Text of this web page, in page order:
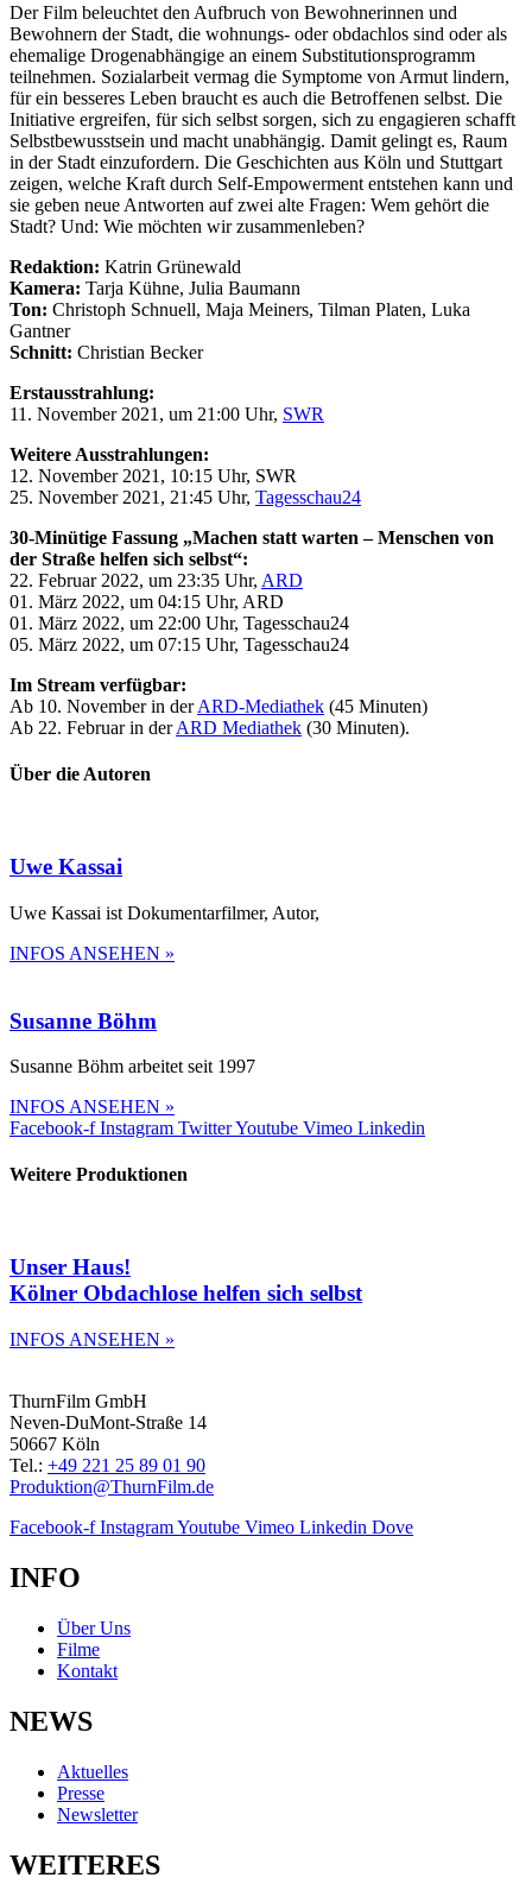
Der Film beleuchtet den Aufbruch von Bewohnerinnen und
Bewohnern der Stadt, die wohnungs- oder obdachlos sind oder als
ehemalige Drogenabhängige an einem Substitutionsprogramm
teilnehmen. Sozialarbeit vermag die Symptome von Armut lindern,
für ein besseres Leben braucht es auch die Betroffenen selbst. Die
Initiative ergreifen, für sich selbst sorgen, sich zu engagieren schafft
Selbstbewusstsein und macht unabhängig. Damit gelingt es, Raum
in der Stadt einzufordern. Die Geschichten aus Köln und Stuttgart
zeigen, welche Kraft durch Self-Empowerment entstehen kann und
sie geben neue Antworten auf zwei alte Fragen: Wem gehört die
Stadt? Und: Wie möchten wir zusammenleben?
Redaktion: Katrin Grünewald
Kamera: Tarja Kühne, Julia Baumann
Ton: Christoph Schnuell, Maja Meiners, Tilman Platen, Luka
Gantner
Schnitt: Christian Becker
Erstausstrahlung:
11. November 2021, um 21:00 Uhr, SWR
Weitere Ausstrahlungen:
12. November 2021, 10:15 Uhr, SWR
25. November 2021, 21:45 Uhr, Tagesschau24
30-Minütige Fassung „Machen statt warten – Menschen von
der Straße helfen sich selbst“:
22. Februar 2022, um 23:35 Uhr, ARD
01. März 2022, um 04:15 Uhr, ARD
01. März 2022, um 22:00 Uhr, Tagesschau24
05. März 2022, um 07:15 Uhr, Tagesschau24
Im Stream verfügbar:
Ab 10. November in derARD-Mediathek (45 Minuten)
Ab 22. Februar in derARD Mediathek (30 Minuten).
Über die Autoren
Uwe Kassai
Uwe Kassai ist Dokumentarfilmer, Autor,
INFOS ANSEHEN »
Susanne Böhm
Susanne Böhm arbeitet seit 1997
INFOS ANSEHEN »
Facebook-f Instagram TwitterYoutube Vimeo Linkedin
Weitere Produktionen
Unser Haus!
Kölner Obdachlose helfen sich selbst
INFOS ANSEHEN »
ThurnFilm GmbH
Neven-DuMont-Straße 14
50667 Köln
Tel.: +49 221 25 89 01 90
Produktion@ThurnFilm.de
Facebook-f InstagramYoutube Vimeo Linkedin Dove
INFO
Über Uns
Filme
Kontakt
NEWS
Aktuelles
Presse
Newsletter
WEITERES